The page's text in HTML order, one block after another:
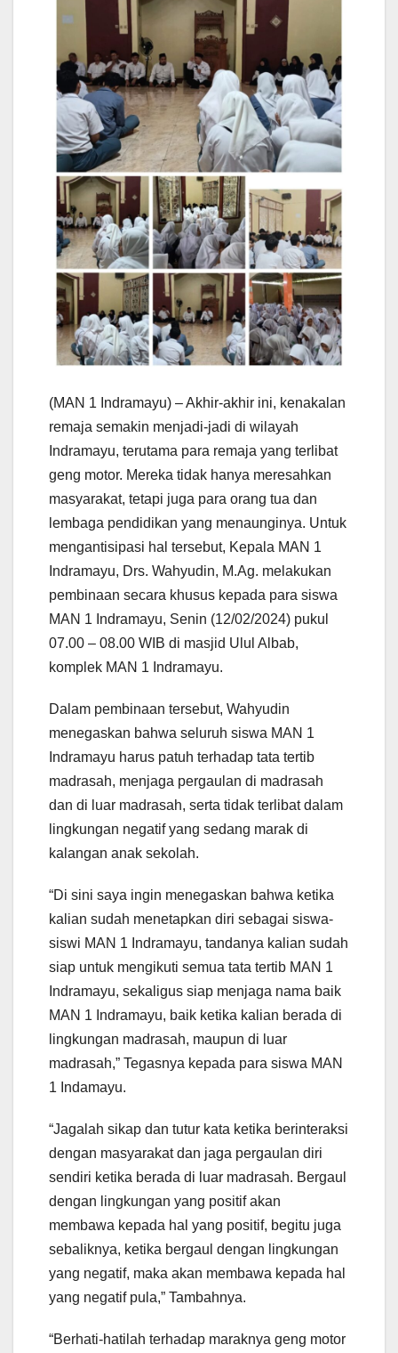
(MAN 1 Indramayu) – Akhir-akhir ini, kenakalan
remaja semakin menjadi-jadi di wilayah
Indramayu, terutama para remaja yang terlibat
geng motor. Mereka tidak hanya meresahkan
masyarakat, tetapi juga para orang tua dan
lembaga pendidikan yang menaunginya. Untuk
mengantisipasi hal tersebut, Kepala MAN 1
Indramayu, Drs. Wahyudin, M.Ag. melakukan
pembinaan secara khusus kepada para siswa
MAN 1 Indramayu, Senin (12/02/2024) pukul
07.00 – 08.00 WIB di masjid Ulul Albab,
komplek MAN 1 Indramayu.
Dalam pembinaan tersebut, Wahyudin
menegaskan bahwa seluruh siswa MAN 1
Indramayu harus patuh terhadap tata tertib
madrasah, menjaga pergaulan di madrasah
dan di luar madrasah, serta tidak terlibat dalam
lingkungan negatif yang sedang marak di
kalangan anak sekolah.
“Di sini saya ingin menegaskan bahwa ketika
kalian sudah menetapkan diri sebagai siswa-
siswi MAN 1 Indramayu, tandanya kalian sudah
siap untuk mengikuti semua tata tertib MAN 1
Indramayu, sekaligus siap menjaga nama baik
MAN 1 Indramayu, baik ketika kalian berada di
lingkungan madrasah, maupun di luar
madrasah,” Tegasnya kepada para siswa MAN
1 Indamayu.
“Jagalah sikap dan tutur kata ketika berinteraksi
dengan masyarakat dan jaga pergaulan diri
sendiri ketika berada di luar madrasah. Bergaul
dengan lingkungan yang positif akan
membawa kepada hal yang positif, begitu juga
sebaliknya, ketika bergaul dengan lingkungan
yang negatif, maka akan membawa kepada hal
yang negatif pula,” Tambahnya.
“Berhati-hatilah terhadap maraknya geng motor